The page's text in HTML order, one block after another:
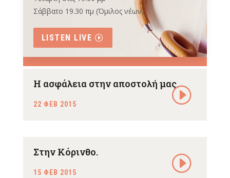
Σάββατο 19.30 πμ (Όμιλος νέων)
LISTEN LIVE
Η ασφάλεια στην αποστολή μας.
22 ΦΕΒ 2015
Στην Κόρινθο.
15 ΦΕΒ 2015